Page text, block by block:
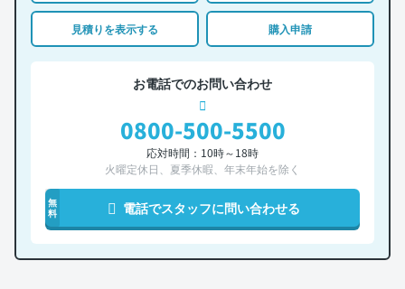
見積りを表示する 購入申請
お電話でのお問い合わせ
0800-500-5500
応対時間：10時～18時
火曜定休日、夏季休暇、年末年始を除く
無
料
電話でスタッフに問い合わせる